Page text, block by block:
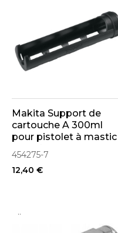
Makita Support de
cartouche A 300ml
pour pistolet à mastic
sans fil DCG180,
CG100D (454275-7)
454275-7
12,40 €
..